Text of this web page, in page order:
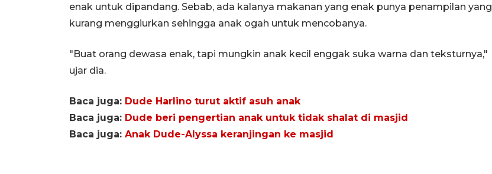
enak untuk dipandang. Sebab, ada kalanya makanan yang enak punya penampilan yang
kurang menggiurkan sehingga anak ogah untuk mencobanya.
"Buat orang dewasa enak, tapi mungkin anak kecil enggak suka warna dan teksturnya,"
ujar dia.
Baca juga: Dude Harlino turut aktif asuh anak
Baca juga: Dude beri pengertian anak untuk tidak shalat di masjid
Baca juga: Anak Dude-Alyssa keranjingan ke masjid